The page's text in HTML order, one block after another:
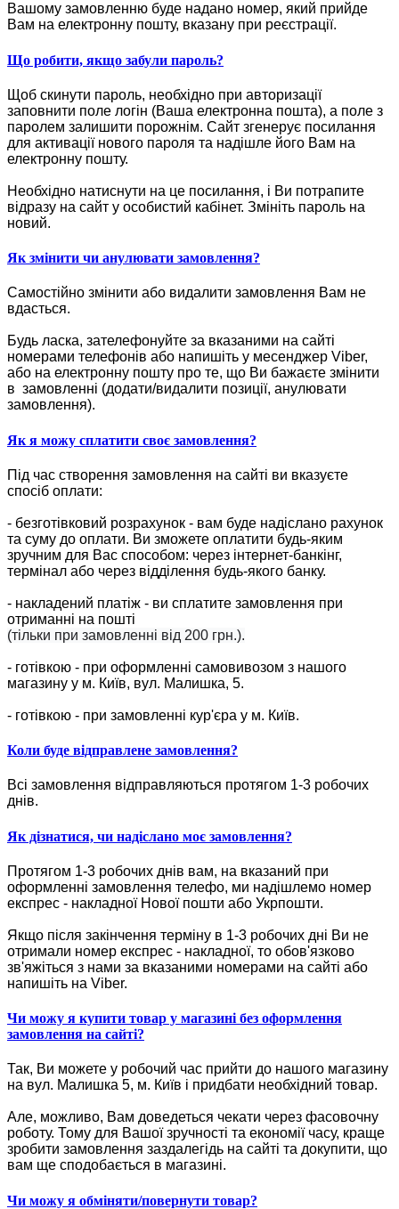
Вашому замовленню буде надано номер, який прийде
Вам на електронну пошту, вказану при реєстрації.
Що робити, якщо забули пароль?
Щоб скинути пароль, необхідно при авторизації
заповнити поле логін (Ваша електронна пошта), а поле з
паролем залишити порожнім. Сайт згенерує посилання
для активації нового пароля та надішле його Вам на
електронну пошту.
Необхідно натиснути на це посилання, і Ви потрапите
відразу на сайт у особистий кабінет. Змініть пароль на
новий.
Як змінити чи анулювати замовлення?
Самостійно змінити або видалити замовлення Вам не
вдасться.
Будь ласка, зателефонуйте за вказаними на сайті
номерами телефонів або напишіть у месенджер Viber,
або на електронну пошту про те, що Ви бажаєте змінити
в замовленні (додати/видалити позиції, анулювати
замовлення).
Як я можу сплатити своє замовлення?
Під час створення замовлення на сайті ви вказуєте
спосіб оплати:
- безготівковий розрахунок - вам буде надіслано рахунок
та суму до оплати. Ви зможете оплатити будь-яким
зручним для Вас способом: через інтернет-банкінг,
термінал або через відділення будь-якого банку.
- накладений платіж - ви сплатите замовлення при
отриманні на пошті
(тільки при замовленні від 200 грн.).
- готівкою - при оформленні самовивозом з нашого
магазину у м. Київ, вул. Малишка, 5.
- готівкою - при замовленні кур'єра у м. Київ.
Коли буде відправлене замовлення?
Всі замовлення відправляються протягом 1-3 робочих
днів.
Як дізнатися, чи надіслано моє замовлення?
Протягом 1-3 робочих днів вам, на вказаний при
оформленні замовлення телефо, ми надішлемо номер
експрес - накладної Нової пошти або Укрпошти.
Якщо після закінчення терміну в 1-3 робочих дні Ви не
отримали номер експрес - накладної, то обов'язково
зв'яжіться з нами за вказаними номерами на сайті або
напишіть на Viber.
Чи можу я купити товар у магазині без оформлення
замовлення на сайті?
Так, Ви можете у робочий час прийти до нашого магазину
на вул. Малишка 5, м. Київ і придбати необхідний товар.
Але, можливо, Вам доведеться чекати через фасовочну
роботу. Тому для Вашої зручності та економії часу, краще
зробити замовлення заздалегідь на сайті та докупити, що
вам ще сподобається в магазині.
Чи можу я обміняти/повернути товар?